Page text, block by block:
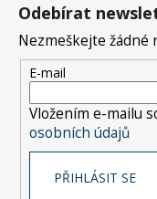
Odebírat
Nezmeškejte žádné
E-mail
Vložením e-mailu
osobních údajů
PŘIHLÁSIT SE